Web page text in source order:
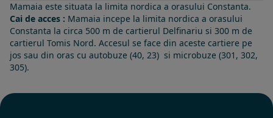
Mamaia este situata la limita nordica a orasului Constanta.
Cai de acces : Mamaia incepe la limita nordica a orasului
Constanta la circa 500 m de cartierul Delfinariu si 300 m de
cartierul Tomis Nord. Accesul se face din aceste cartiere pe
jos sau din oras cu autobuze (40, 23) si microbuze (301, 302,
305).